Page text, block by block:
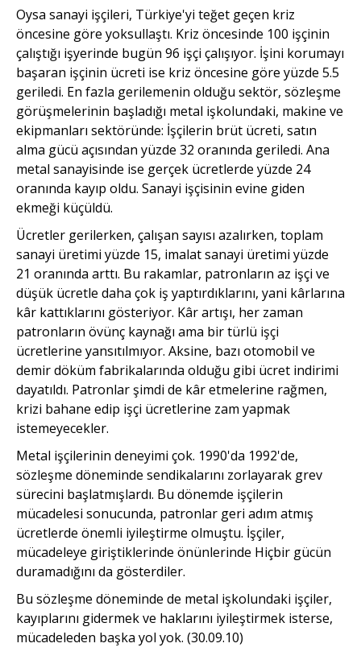
Oysa sanayi işçileri, Türkiye'yi teğet geçen kriz
öncesine göre yoksullaştı. Kriz öncesinde 100 işçinin
çalıştığı işyerinde bugün 96 işçi çalışıyor. İşini korumayı
başaran işçinin ücreti ise kriz öncesine göre yüzde 5.5
geriledi. En fazla gerilemenin olduğu sektör, sözleşme
görüşmelerinin başladığı metal işkolundaki, makine ve
ekipmanları sektöründe: İşçilerin brüt ücreti, satın
alma gücü açısından yüzde 32 oranında geriledi. Ana
metal sanayisinde ise gerçek ücretlerde yüzde 24
oranında kayıp oldu. Sanayi işçisinin evine giden
ekmeği küçüldü.
Ücretler gerilerken, çalışan sayısı azalırken, toplam
sanayi üretimi yüzde 15, imalat sanayi üretimi yüzde
21 oranında arttı. Bu rakamlar, patronların az işçi ve
düşük ücretle daha çok iş yaptırdıklarını, yani kârlarına
kâr kattıklarını gösteriyor. Kâr artışı, her zaman
patronların övünç kaynağı ama bir türlü işçi
ücretlerine yansıtılmıyor. Aksine, bazı otomobil ve
demir döküm fabrikalarında olduğu gibi ücret indirimi
dayatıldı. Patronlar şimdi de kâr etmelerine rağmen,
krizi bahane edip işçi ücretlerine zam yapmak
istemeyecekler.
Metal işçilerinin deneyimi çok. 1990'da 1992'de,
sözleşme döneminde sendikalarını zorlayarak grev
sürecini başlatmışlardı. Bu dönemde işçilerin
mücadelesi sonucunda, patronlar geri adım atmış
ücretlerde önemli iyileştirme olmuştu. İşçiler,
mücadeleye giriştiklerinde önünlerinde Hiçbir gücün
duramadığını da gösterdiler.
Bu sözleşme döneminde de metal işkolundaki işçiler,
kayıplarını gidermek ve haklarını iyileştirmek isterse,
mücadeleden başka yol yok. (30.09.10)